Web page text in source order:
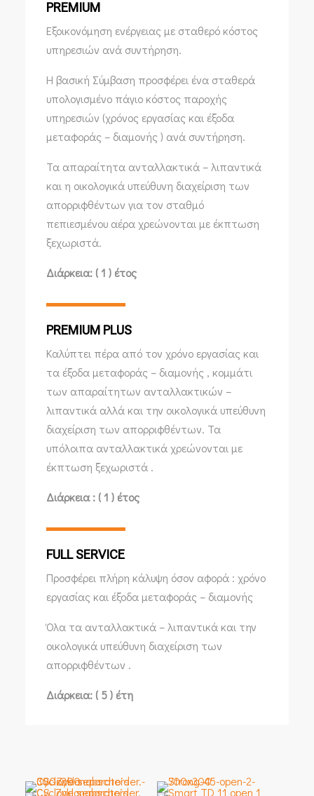
PREMIUM
Εξοικονόμηση ενέργειας με σταθερό κόστος
υπηρεσιών ανά συντήρηση.
Η βασική Σύμβαση προσφέρει ένα σταθερά
υπολογισμένο πάγιο κόστος παροχής
υπηρεσιών (χρόνος εργασίας και έξοδα
μεταφοράς – διαμονής ) ανά συντήρηση.
Τα απαραίτητα ανταλλακτικά – λιπαντικά
και η οικολογικά υπεύθυνη διαχείριση των
απορριφθέντων για τον σταθμό
πεπιεσμένου αέρα χρεώνονται με έκπτωση
ξεχωριστά.
Διάρκεια: ( 1 ) έτος
PREMIUM PLUS
Καλύπτει πέρα από τον χρόνο εργασίας και
τα έξοδα μεταφοράς – διαμονής , κομμάτι
των απαραίτητων ανταλλακτικών –
λιπαντικά αλλά και την οικολογικά υπεύθυνη
διαχείριση των απορριφθέντων. Τα
υπόλοιπα ανταλλακτικά χρεώνονται με
έκπτωση ξεχωριστά .
Διάρκεια : ( 1 ) έτος
FULL SERVICE
Προσφέρει πλήρη κάλυψη όσον αφορά : χρόνο
εργασίας και έξοδα μεταφοράς – διαμονής
Όλα τα ανταλλακτικά – λιπαντικά και την
οικολογικά υπεύθυνη διαχείριση των
απορριφθέντων .
Διάρκεια: ( 5 ) έτη